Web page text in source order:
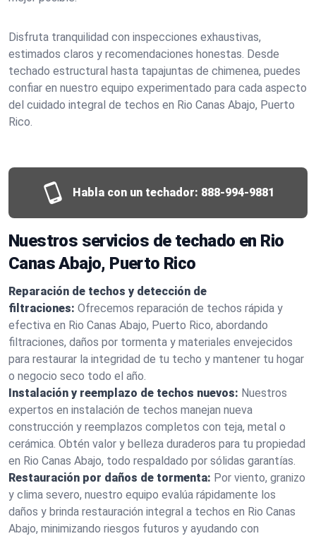
Disfruta tranquilidad con inspecciones exhaustivas,
estimados claros y recomendaciones honestas. Desde
techado estructural hasta tapajuntas de chimenea, puedes
confiar en nuestro equipo experimentado para cada aspecto
del cuidado integral de techos en Rio Canas Abajo, Puerto
Rico.
Habla con un techador: 888-994-9881
Nuestros servicios de techado en Rio
Canas Abajo, Puerto Rico
Reparación de techos y detección de
filtraciones: Ofrecemos reparación de techos rápida y
efectiva en Rio Canas Abajo, Puerto Rico, abordando
filtraciones, daños por tormenta y materiales envejecidos
para restaurar la integridad de tu techo y mantener tu hogar
o negocio seco todo el año.
Instalación y reemplazo de techos nuevos: Nuestros
expertos en instalación de techos manejan nueva
construcción y reemplazos completos con teja, metal o
cerámica. Obtén valor y belleza duraderos para tu propiedad
en Rio Canas Abajo, todo respaldado por sólidas garantías.
Restauración por daños de tormenta: Por viento, granizo
y clima severo, nuestro equipo evalúa rápidamente los
daños y brinda restauración integral a techos en Rio Canas
Abajo, minimizando riesgos futuros y ayudando con